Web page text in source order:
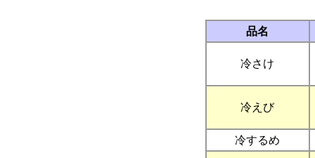
品名
冷さけ
冷えび
冷するめ